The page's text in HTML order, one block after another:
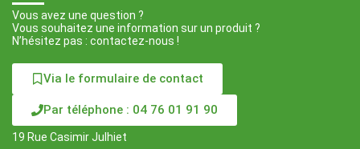
Vous avez une question ?
Vous souhaitez une information sur un produit ?
N’hésitez pas : contactez-nous !
Via le formulaire de contact
Par téléphone : 04 76 01 91 90
19 Rue Casimir Julhiet